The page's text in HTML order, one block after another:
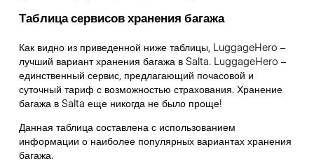
Таблица сервисов хранения багажа
Как видно из приведенной ниже таблицы, LuggageHero –
лучший вариант хранения багажа в Salta. LuggageHero –
единственный сервис, предлагающий почасовой и
суточный тариф с возможностью страхования. Хранение
багажа в Salta еще никогда не было проще!
Данная таблица составлена с использованием
информации о наиболее популярных вариантах хранения
багажа.